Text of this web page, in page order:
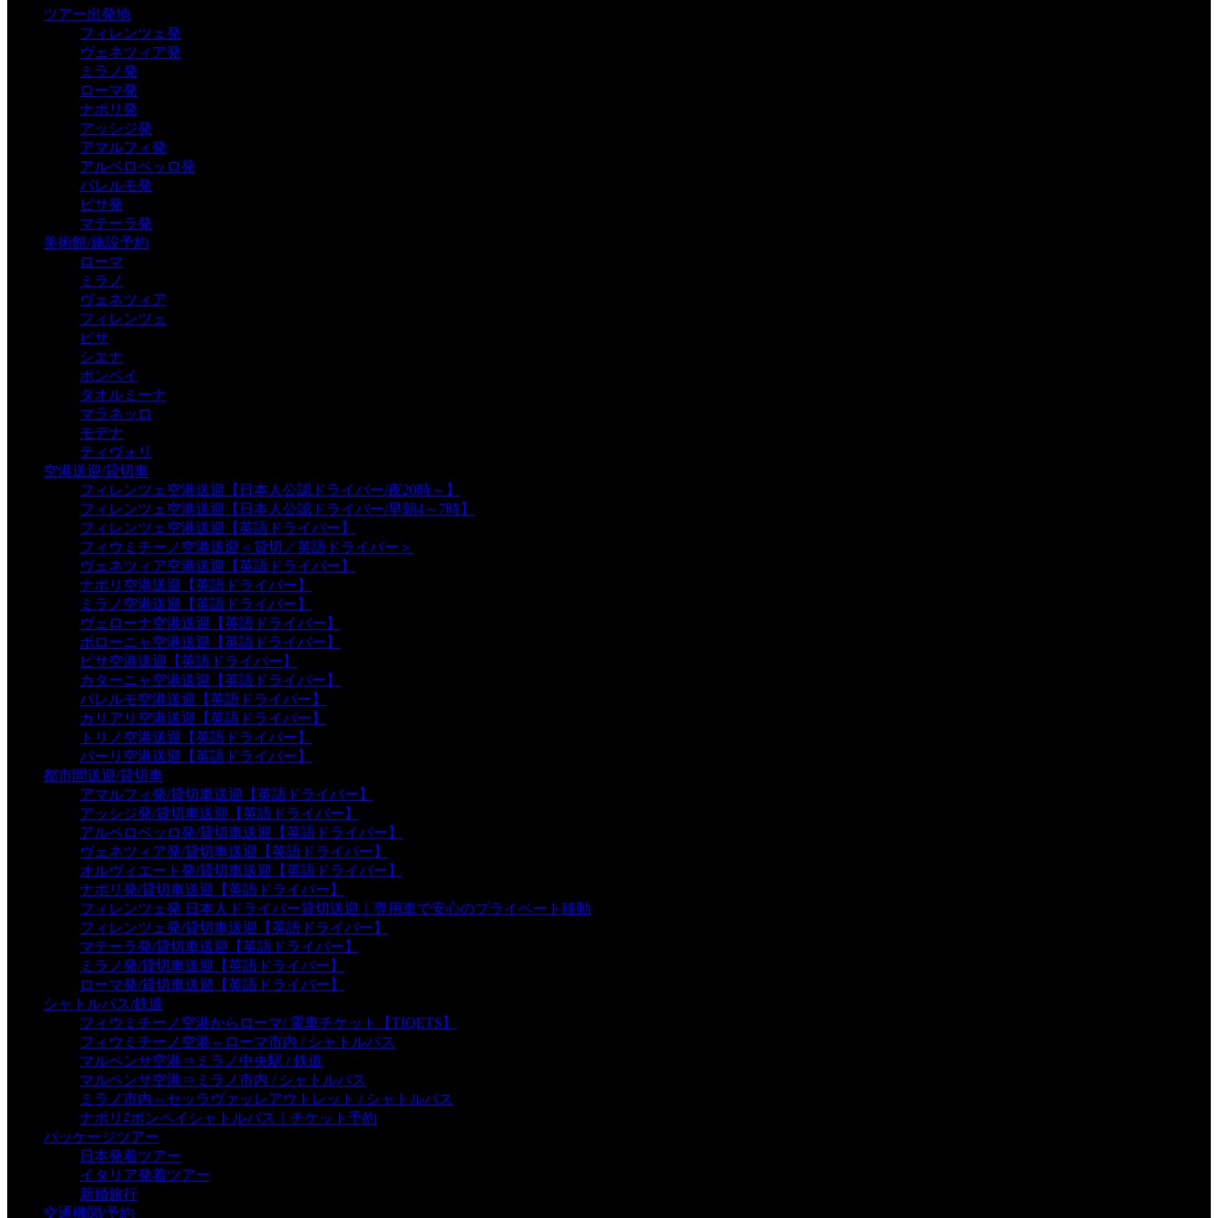
ツアー出発地
フィレンツェ発
ヴェネツィア発
ミラノ発
ローマ発
ナポリ発
アッシジ発
アマルフィ発
アルベロベッロ発
パレルモ発
ピサ発
マテーラ発
美術館/施設予約
ローマ
ミラノ
ヴェネツィア
フィレンツェ
ピサ
シエナ
ポンペイ
タオルミーナ
マラネッロ
モデナ
ティヴォリ
空港送迎/貸切車
フィレンツェ空港送迎【日本人公認ドライバー/夜20時～】
フィレンツェ空港送迎【日本人公認ドライバー/早朝4～7時】
フィレンツェ空港送迎【英語ドライバー】
フィウミチーノ空港送迎＜貸切／英語ドライバー＞
ヴェネツィア空港送迎【英語ドライバー】
ナポリ空港送迎【英語ドライバー】
ミラノ空港送迎【英語ドライバー】
ヴェローナ空港送迎【英語ドライバー】
ボローニャ空港送迎【英語ドライバー】
ピサ空港送迎【英語ドライバー】
カターニャ空港送迎【英語ドライバー】
パレルモ空港送迎【英語ドライバー】
カリアリ空港送迎【英語ドライバー】
トリノ空港送迎【英語ドライバー】
バーリ空港送迎【英語ドライバー】
都市間送迎/貸切車
アマルフィ発/貸切車送迎【英語ドライバー】
アッシジ発/貸切車送迎【英語ドライバー】
アルベロベッロ発/貸切車送迎【英語ドライバー】
ヴェネツィア発/貸切車送迎【英語ドライバー】
オルヴィエート発/貸切車送迎【英語ドライバー】
ナポリ発/貸切車送迎【英語ドライバー】
フィレンツェ発 日本人ドライバー貸切送迎｜専用車で安心のプライベート移動
フィレンツェ発/貸切車送迎【英語ドライバー】
マテーラ発/貸切車送迎【英語ドライバー】
ミラノ発/貸切車送迎【英語ドライバー】
ローマ発/貸切車送迎【英語ドライバー】
シャトルバス/鉄道
フィウミチーノ空港からローマ/ 電車チケット【TIQETS】
フィウミチーノ空港⇔ローマ市内 / シャトルバス
マルペンサ空港⇒ミラノ中央駅 / 鉄道
マルペンサ空港⇒ミラノ市内 / シャトルバス
ミラノ市内⇔セッラヴァッレアウトレット / シャトルバス
ナポリ⇄ポンペイシャトルバス｜チケット予約
パッケージツアー
日本発着ツアー
イタリア発着ツアー
新婚旅行
交通機関/予約